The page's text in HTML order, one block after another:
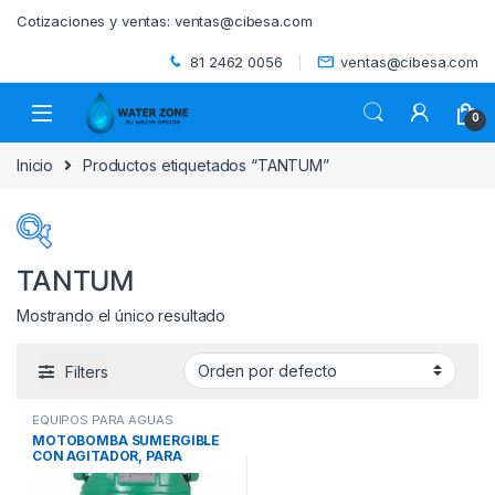
Cotizaciones y ventas: ventas@cibesa.com
81 2462 0056 ventas@cibesa.com
0
Inicio Productos etiquetados “TANTUM”
ACCESORIOS (0)
BEBEDEROS
BIODIGESTORES
TANTUM
Mostrando el único resultado
Filters
EQUIPOS PARA AGUAS
RESIDUALES,MOTOBOMBAS
SUMERGIBLES RESIDENCIALES
Y EFLUENTES,SISTEMAS DE
MOTOBOMBA SUMERGIBLE
CON AGITADOR, PARA
APLICACIONES DE ALTO
FLUJO EFLUENTES SERIE